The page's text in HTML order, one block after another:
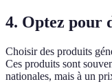
4. Optez pour
Choisir des produits
Ces produits sont
nationales, mais à un